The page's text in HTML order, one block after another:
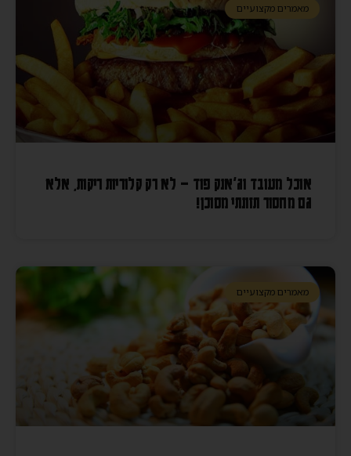
מאמרים מקצועיים
אוכל מעובד וג'אנק פוד – לא רק קלוריות ריקות, אלא
גם מחסור תזונתי מסוכן!
מאמרים מקצועיים